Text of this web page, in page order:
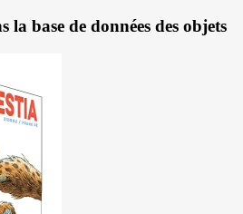
la base de données des objets